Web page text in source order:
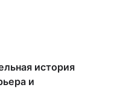
история
и